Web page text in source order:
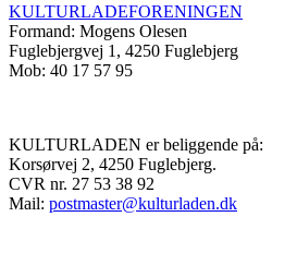
KULTURLADEFORENINGEN
Formand: Mogens Olesen
Fuglebjergvej 1, 4250 Fuglebjerg
Mob: 40 17 57 95
KULTURLADEN er beliggende på:
Korsørvej 2, 4250 Fuglebjerg.
CVR nr. 27 53 38 92
Mail: postmaster@kulturladen.dk